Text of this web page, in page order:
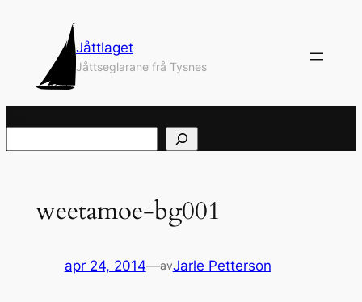
Jåttlaget
Jåttseglarane frå Tysnes
weetamoe-bg001
apr 24, 2014—avJarle Petterson